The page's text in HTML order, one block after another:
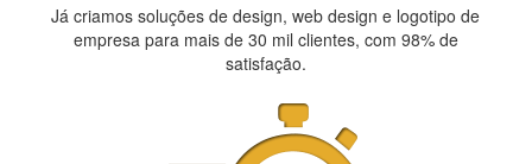
Já criamos soluções de design, web design e logotipo de
empresa para mais de 30 mil clientes, com 98% de
satisfação.